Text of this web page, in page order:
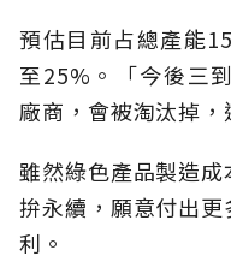
預估目前占總產能
至25%。「今後三
廠商，會被淘汰掉，
雖然綠色產品製造
拚永續，願意付出
利。